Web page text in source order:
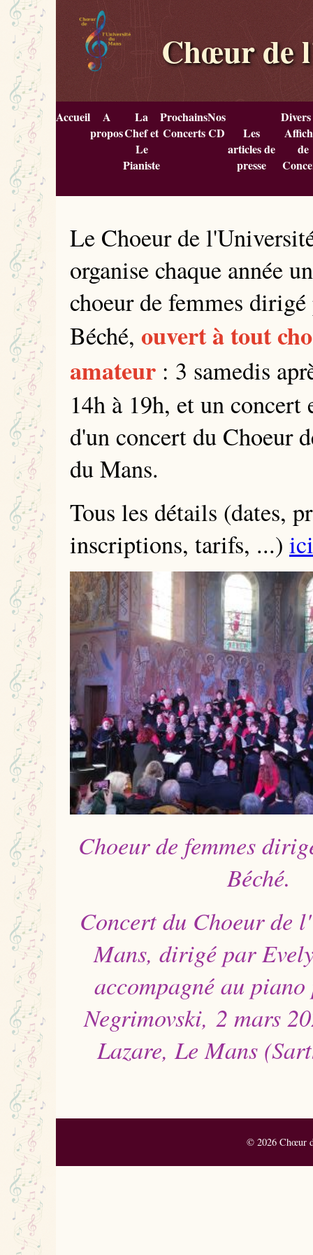
Chœur de
Accueil
A
propos
La
Chef et
Le
Pianiste
Prochains
Concerts
Nos
CD
Divers
Les
articles de
presse
de
Le Choeur de
organise chaque année
choeur de femmes
Béché, ouvert à tout
amateur : 3 samedis
14h à 19h, et un concert
d'un concert du Choeur
du Mans.
Tous les détails (dates,
inscriptions, tarifs, ...) ici
Choeur de femmes
Béché.
Concert du Choeur de
Mans, dirigé par
accompagné au
Negrimovski, 2 mars
Lazare, Le Mans
© 2026 Chœur